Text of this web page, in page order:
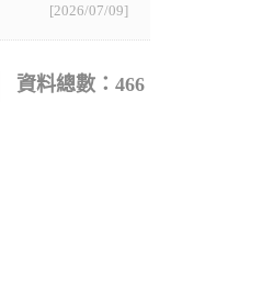
[2026/07/09]
資料總數：466